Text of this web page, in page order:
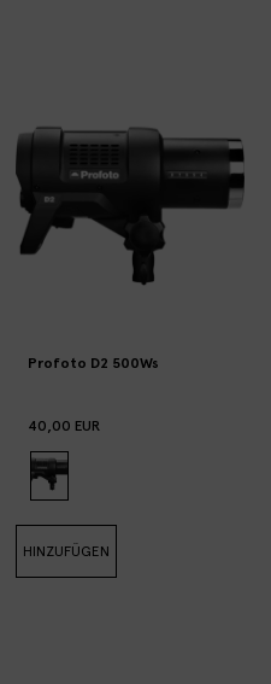
(with grid and filter holder)
Profoto D2 500Ws
40,00 EUR
HINZUFÜGEN